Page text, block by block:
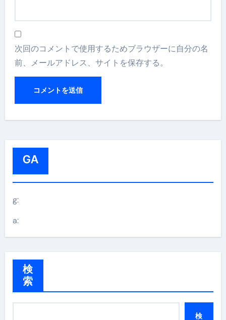
次回のコメントで使用するためブラウザーに自分の名
前、メールアドレス、サイトを保存する。
GA
g:
a:
検
索
検